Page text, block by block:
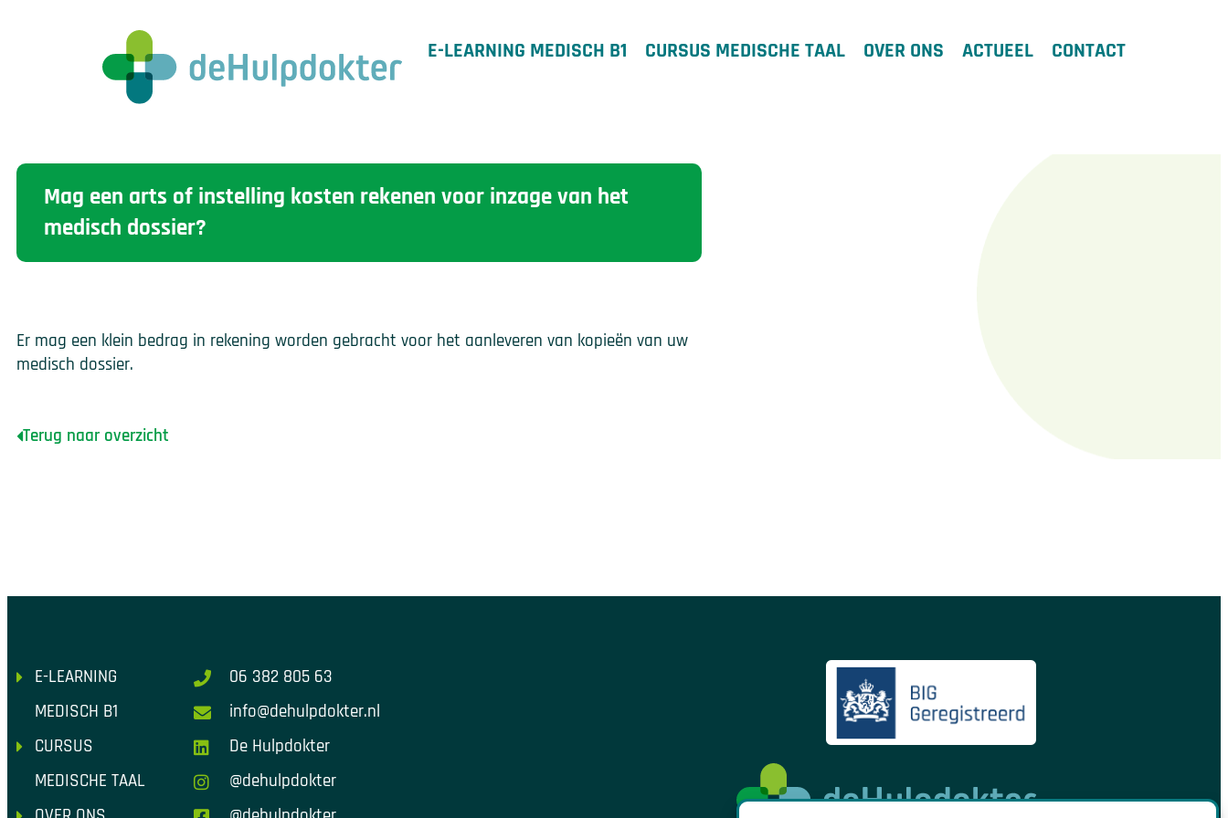
E-LEARNING MEDISCH B1 CURSUS MEDISCHE TAAL OVER ONS ACTUEEL CONTACT
Mag een arts of instelling kosten rekenen voor inzage van het
medisch dossier?
Er mag een klein bedrag in rekening worden gebracht voor het aanleveren van kopieën van uw
medisch dossier.
Terug naar overzicht
E-LEARNING
MEDISCH B1
CURSUS
MEDISCHE TAAL
06 382 805 63
info@dehulpdokter.nl
De Hulpdokter
@dehulpdokter